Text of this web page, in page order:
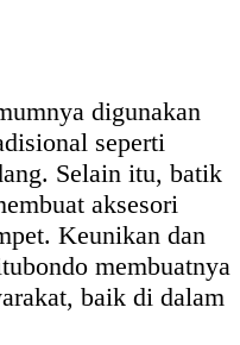
digunakan
seperti
Selain itu, batik
aksesori
Keunikan dan
membuatnya
baik di dalam